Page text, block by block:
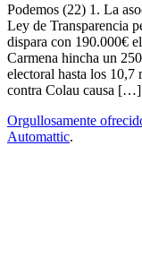
Podemos (22) 1. La
Ley de Transparencia
dispara con 190.000€
Carmena hincha un
electoral hasta los 10,7
contra Colau causa […]
Orgullosamente
Automattic.